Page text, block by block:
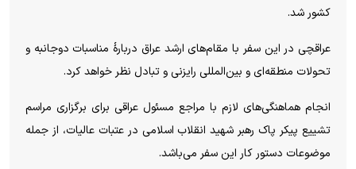
کشور شد.
عراقچی در این سفر با مقام‌های ارشد عراق دربارۀ مناسبات دوجانبه و
تحولات منطقه‌ای و بین‌المللی رایزنی و تبادل نظر خواهد کرد.
انجام هماهنگی‌های لازم با مراجع مسئول عراقی برای برگزاری مراسم
تشییع پیکر پاک رهبر شهید انقلاب اسلامی در عتبات عالیات، از جمله
موضوعات دستور کار این سفر می‌باشد.